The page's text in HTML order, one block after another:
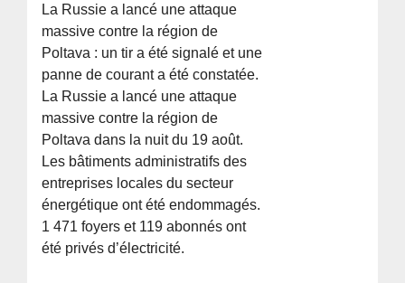
La Russie a lancé une attaque
massive contre la région de
Poltava : un tir a été signalé et une
panne de courant a été constatée.
La Russie a lancé une attaque
massive contre la région de
Poltava dans la nuit du 19 août.
Les bâtiments administratifs des
entreprises locales du secteur
énergétique ont été endommagés.
1 471 foyers et 119 abonnés ont
été privés d’électricité.